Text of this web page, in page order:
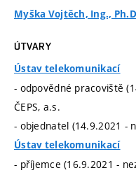
Myška Vojtěch, Ing.,
ÚTVARY
Ústav telekomunikací
- odpovědné pracoviště
ČEPS, a.s.
- objednatel (14.9.2021 -
Ústav telekomunikací
- příjemce (16.9.2021 -